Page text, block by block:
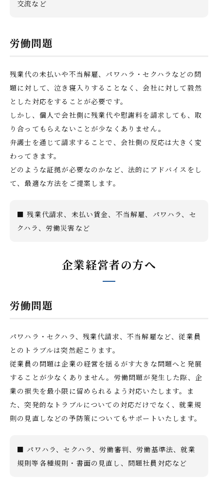
交流など
労働問題
残業代の未払いや不当解雇、パワハラ・セクハラなどの問
題に対して、泣き寝入りすることなく、会社に対して毅然
とした対応をすることが必要です。
しかし、個人で会社側に残業代や慰謝料を請求しても、取
り合ってもらえないことが少なくありません。
弁護士を通じて請求することで、会社側の反応は大きく変
わってきます。
どのような証拠が必要なのかなど、法的にアドバイスをし
て、最適な方法をご提案します。
■ 残業代請求、未払い賃金、不当解雇、パワハラ、セ
クハラ、労働災害など
企業経営者の方へ
労働問題
パワハラ・セクハラ、残業代請求、不当解雇など、従業員
とのトラブルは突然起こります。
従業員の問題は企業の経営を揺るがす大きな問題へと発展
することが少なくありません。労働問題が発生した際、企
業の損失を最小限に留められるよう対応いたします。ま
た、突発的なトラブルについての対応だけでなく、就業規
則の見直しなどの予防策についてもサポートいたします。
■ パワハラ、セクハラ、労働審判、労働基準法、就業
規則等各種規則・書面の見直し、問題社員対応など